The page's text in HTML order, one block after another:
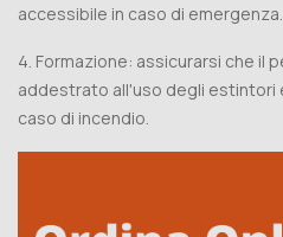
accessibile in caso di emergenza.
4. Formazione: assicurarsi che il
addestrato all'uso degli estintori
caso di incendio.